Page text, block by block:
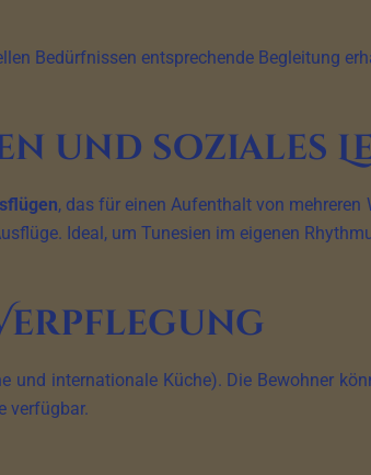
Bedürfnissen entsprechende Begleitung
und soziales
, das für einen Aufenthalt von
Ideal, um Tunesien im eigenen
und internationale Küche). Die Bewohner
verfügbar.